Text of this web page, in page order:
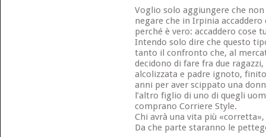
Voglio solo aggiungere che
negare che in Irpinia
perché è vero: accaddero cose
Intendo solo dire che questo
tanto il confronto che, al
decidono di fare fra due
alcolizzata e padre ignoto,
anni per aver scippato una
l’altro figlio di uno di quegli
comprano Corriere Style.
Chi avrà una vita più «corretta»,
Da che parte staranno le